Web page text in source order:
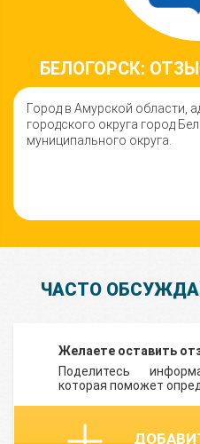
БЕЛОГОРСК:
Город в Амурской области,
городского округа город
муниципального округа.
ЧАСТО
Желаете оставить
Поделитесь
которая поможет